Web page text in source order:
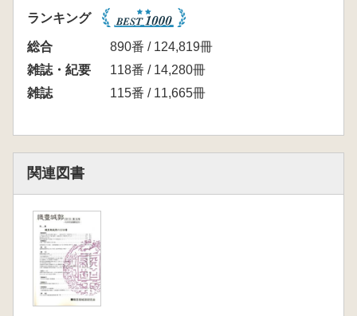
研究集会の報告」
【論 文】
畑中英二「伝織田信忠邸跡の発掘調査をめぐる
二、三の問題」
髙田徹「櫓台・礎石・土台・柱考 普請と作事
松下 浩「観音寺城の構造」
正」
【資料紹介】
田上和彦「富山県上市町弓庄城跡の発掘調査に
ついて」
【図書紹介】
ランキング
総合
890番 / 124,819冊
雑誌・紀要
118番 / 14,280冊
雑誌
115番 / 11,665冊
関連図書